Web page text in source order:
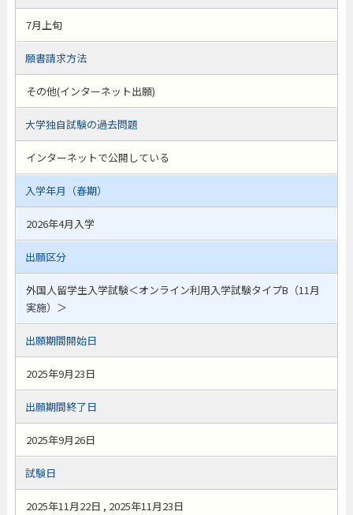
7月上旬
願書請求方法
その他(インターネット出願)
大学独自試験の過去問題
インターネットで公開している
入学年月（春期）
2026年4月入学
出願区分
外国人留学生入学試験＜オンライン利用入学試験タイプB（11月
実施）＞
出願期間開始日
2025年9月23日
出願期間終了日
2025年9月26日
試験日
2025年11月22日 , 2025年11月23日